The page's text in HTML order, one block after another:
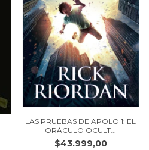
LAS PRUEBAS DE APOLO 1: EL
ORÁCULO OCULT...
$43.999,00